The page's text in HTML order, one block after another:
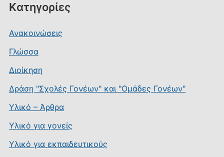
Kατηγορίες
Ανακοινώσεις
Γλώσσα
Διοίκηση
Δράση "Σχολές Γονέων" και "Ομάδες Γονέων"
Υλικό – Άρθρα
Υλικό για γονείς
Υλικό για εκπαιδευτικούς